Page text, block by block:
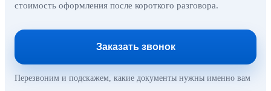
стоимость оформления после короткого разговора.
Заказать звонок
Перезвоним и подскажем, какие документы нужны именно вам